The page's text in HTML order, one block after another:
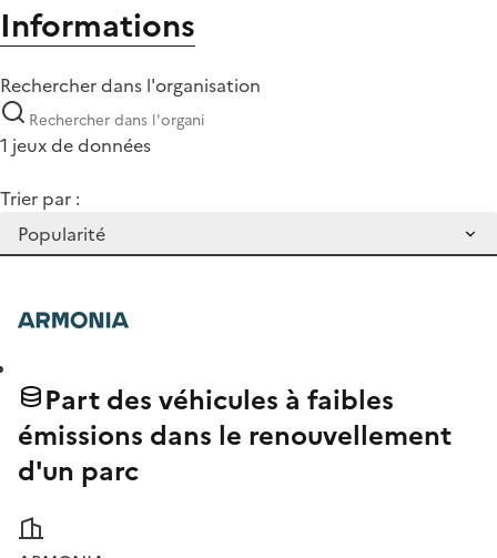
Informations
Rechercher dans l'organisation
1 jeux de données
Trier par :
Part des véhicules à faibles
émissions dans le renouvellement
d'un parc